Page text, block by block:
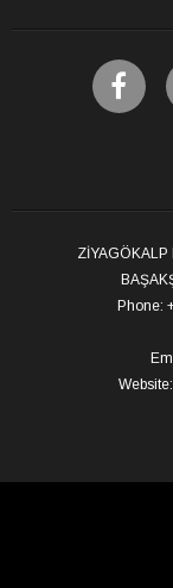
Phone:
Website: